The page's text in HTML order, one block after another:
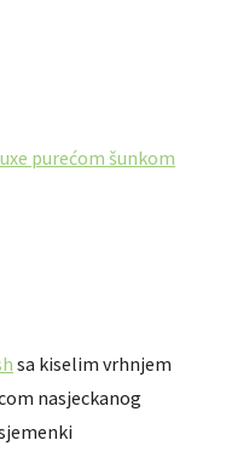
purećom šunkom
sa kiselim vrhnjem
nasjeckanog